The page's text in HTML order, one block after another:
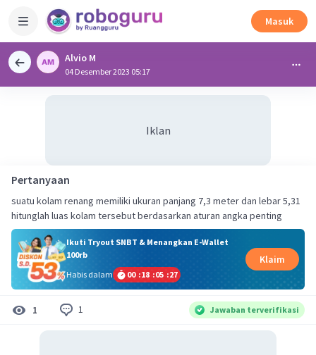
Masuk
Alvio M
04 Desember 2023 05:17
Iklan
Pertanyaan
suatu kolam renang memiliki ukuran panjang 7,3 meter dan lebar 5,31
hitunglah luas kolam tersebut berdasarkan aturan angka penting
Ikuti Tryout SNBT & Menangkan E-Wallet
100rb
Habis dalam
00 :18 :05 :27
Klaim
1 1 Jawaban terverifikasi